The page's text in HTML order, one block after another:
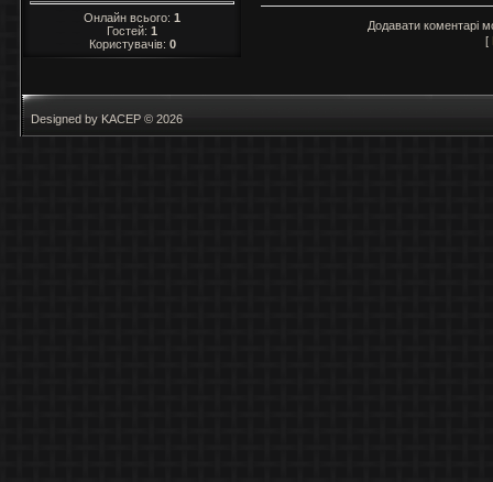
Онлайн всього: 1
Гостей: 1
Користувачів: 0
Додавати коментарі
[
Designed by KACEP © 2026